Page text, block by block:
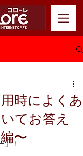
」！
時によくあ
てお答え
〜